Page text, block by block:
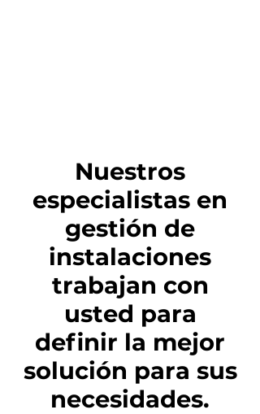
Nuestros
especialistas en
gestión de
instalaciones
trabajan con
usted para
definir la mejor
solución para sus
necesidades.